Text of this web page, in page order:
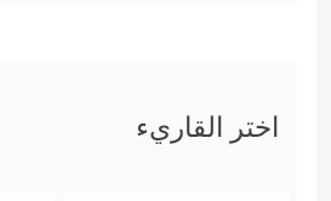
اختر القاريء